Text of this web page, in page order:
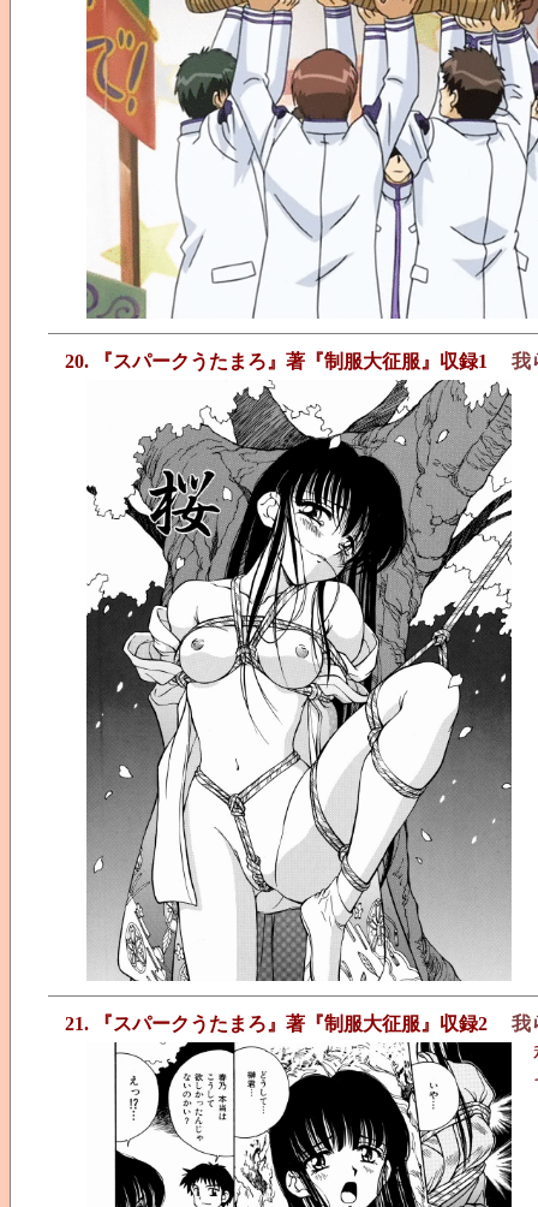
20. 『スパークうたまろ』著『制服大征服』収録1
我
21. 『スパークうたまろ』著『制服大征服』収録2
我